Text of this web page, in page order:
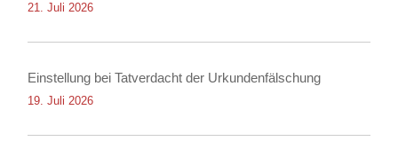
21. Juli 2026
Einstellung bei Tatverdacht der Urkundenfälschung
19. Juli 2026